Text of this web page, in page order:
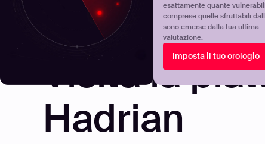
esattamente quante
comprese quelle sfruttabili
sono emerse dalla tua ultima
valutazione.
Imposta il tuo orologio
Visita la
Hadrian